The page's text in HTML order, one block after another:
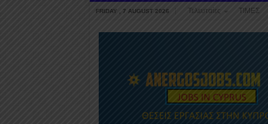
FRIDAY , 7 AUGUST 2026 Τελευταίες ΤΙΜΕΣ